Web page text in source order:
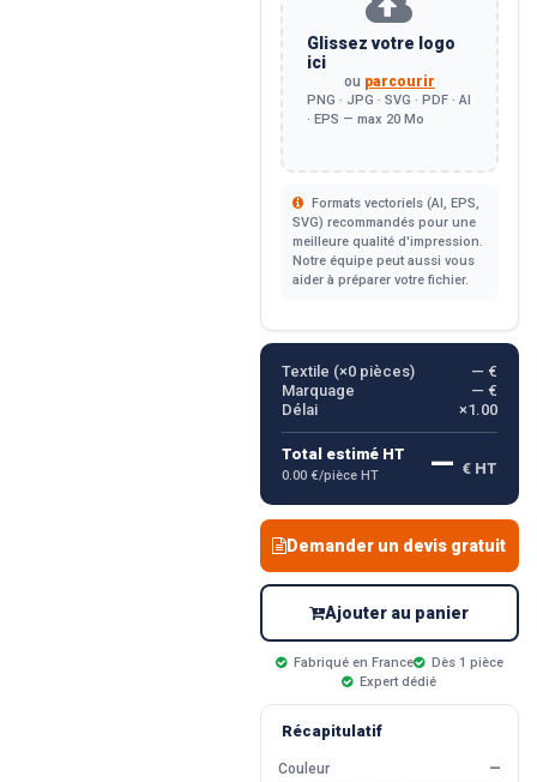
Glissez votre logo
ici
ou parcourir
PNG · JPG · SVG · PDF · AI
· EPS — max 20 Mo
Formats vectoriels (AI, EPS,
SVG) recommandés pour une
meilleure qualité d'impression.
Notre équipe peut aussi vous
aider à préparer votre fichier.
Textile (×0pièces)
— €
Marquage
— €
Délai
×1.00
Total estimé HT
0.00 €/pièce HT — € HT
Demander un devis gratuit
Ajouter au panier
Fabriqué en France
Dès 1 pièce
Expert dédié
Récapitulatif
Couleur
—